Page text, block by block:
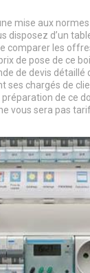
mise aux
disposez d’un
comparer les
de pose de ce
de devis détaillé
ses chargés de
préparation de ce
vous sera pas